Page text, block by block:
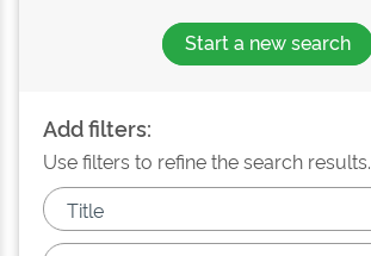
Start a new search
Add filters:
Use filters to refine the search results.